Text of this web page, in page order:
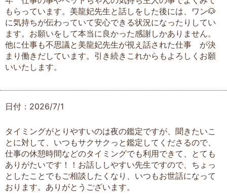
もらっています。美龍妃先生と話しをした後には、ワン🐶
に気持ちが伝わっていて安心できる状況になったりしてい
ます。お願いをして本当に良かった感謝しかありません。
他に仕事も不思議と美龍妃先生が視え話された仕事 が決
まり働きだしています。引き続きこれからもよろしくお願
いいたします。
日付：2026/7/1
タイミングがとりやすいのは夜の鑑定ですが、聞きたいこ
とに対して、いつもサクサクっと鑑定してくださるので、
仕事の休憩時間などのタイミングでも利用できて、とても
ありがたいです！！お話ししやすい先生ですので、ちょっ
としたことでもご相談したくなり、いつもお世話になって
おります。ありがとうございます。